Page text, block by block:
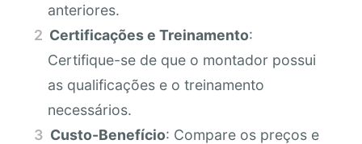
anteriores.
Certificações e Treinamento:
Certifique-se de que o montador possui
as qualificações e o treinamento
necessários.
Custo-Benefício: Compare os preços e